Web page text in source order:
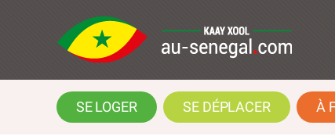
SE LOGER SE DÉPLACER À